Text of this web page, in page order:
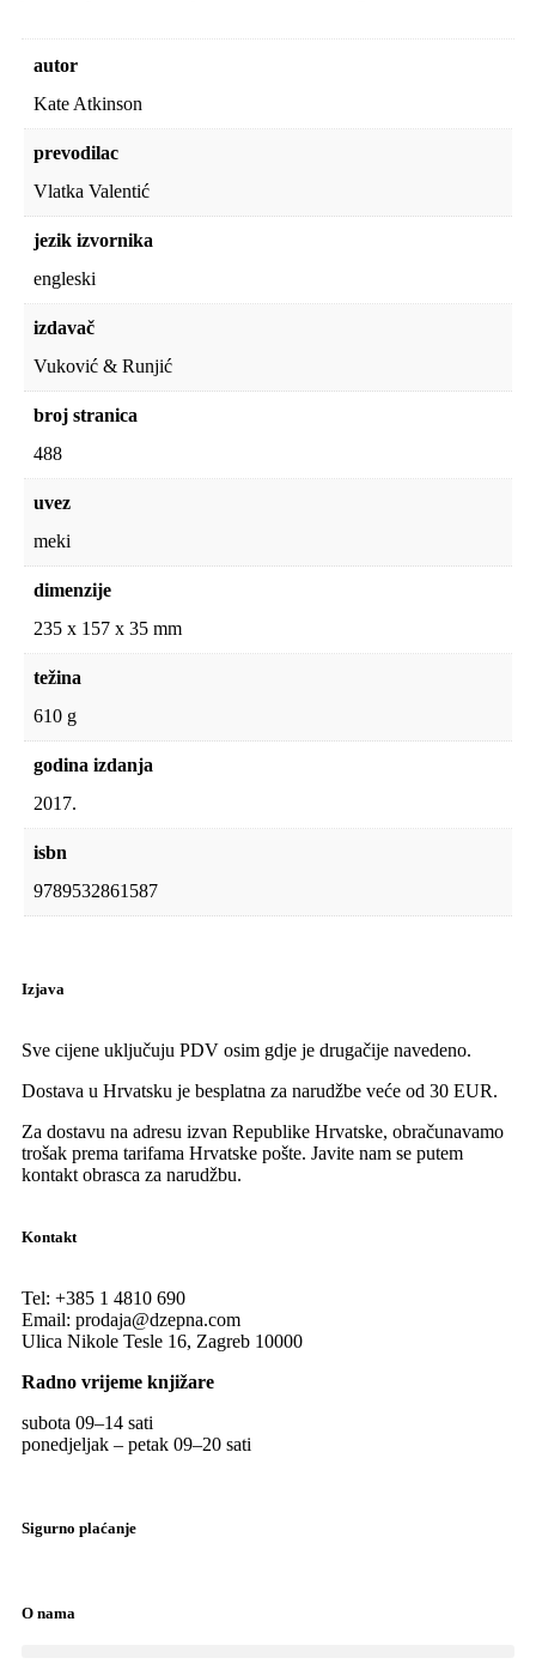
autor
Kate Atkinson
prevodilac
Vlatka Valentić
jezik izvornika
engleski
izdavač
Vuković & Runjić
broj stranica
488
uvez
meki
dimenzije
235 x 157 x 35 mm
težina
610 g
godina izdanja
2017.
isbn
9789532861587
Izjava
Sve cijene uključuju PDV osim gdje je drugačije navedeno.
Dostava u Hrvatsku je besplatna za narudžbe veće od 30 EUR.
Za dostavu na adresu izvan Republike Hrvatske, obračunavamo
trošak prema tarifama Hrvatske pošte. Javite nam se putem
kontakt obrasca za narudžbu.
Kontakt
Tel: +385 1 4810 690
Email: prodaja@dzepna.com
Ulica Nikole Tesle 16, Zagreb 10000
Radno vrijeme knjižare
subota 09–14 sati
ponedjeljak – petak 09–20 sati
Sigurno plaćanje
O nama